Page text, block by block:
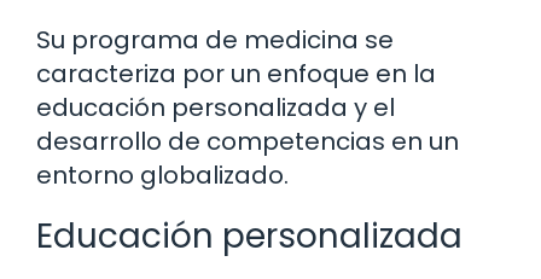
Su programa de medicina se
caracteriza por un enfoque en la
educación personalizada y el
desarrollo de competencias en un
entorno globalizado.
Educación personalizada